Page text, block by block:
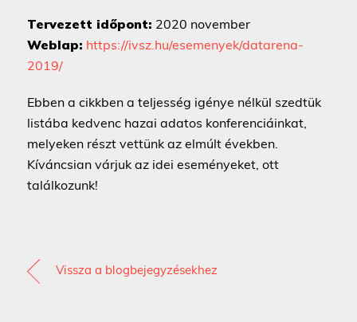
Tervezett időpont: 2020 november
Weblap: https://ivsz.hu/esemenyek/datarena-
2019/
Ebben a cikkben a teljesség igénye nélkül szedtük
listába kedvenc hazai adatos konferenciáinkat,
melyeken részt vettünk az elmúlt években.
Kíváncsian várjuk az idei eseményeket, ott
találkozunk!
Vissza a blogbejegyzésekhez